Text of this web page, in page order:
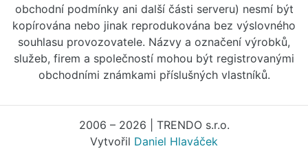
obchodní podmínky ani další části serveru) nesmí být
kopírována nebo jinak reprodukována bez výslovného
souhlasu provozovatele. Názvy a označení výrobků,
služeb, firem a společností mohou být registrovanými
obchodními známkami příslušných vlastníků.
2006 – 2026 | TRENDO s.r.o.
Vytvořil Daniel Hlaváček